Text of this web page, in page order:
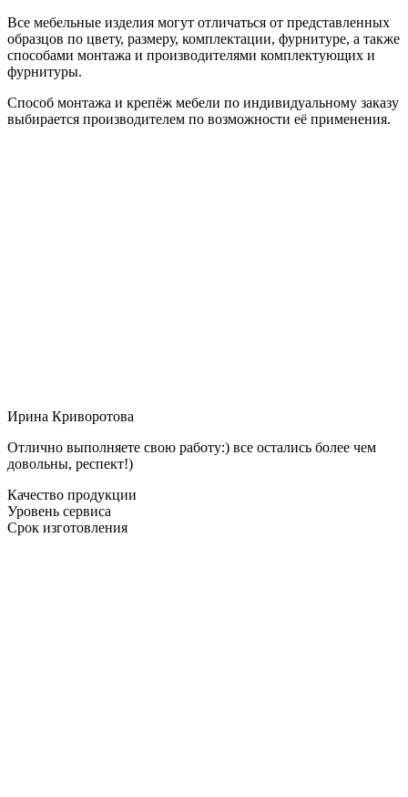
Все мебельные изделия могут отличаться от представленных
образцов по цвету, размеру, комплектации, фурнитуре, а также
способами монтажа и производителями комплектующих и
фурнитуры.
Способ монтажа и крепёж мебели по индивидуальному заказу
выбирается производителем по возможности её применения.
Ирина Криворотова
Отлично выполняете свою работу:) все остались более чем
довольны, респект!)
Качество продукции
Уровень сервиса
Срок изготовления